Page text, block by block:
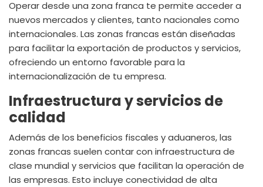
Operar desde una zona franca te permite acceder a
nuevos mercados y clientes, tanto nacionales como
internacionales. Las zonas francas están diseñadas
para facilitar la exportación de productos y servicios,
ofreciendo un entorno favorable para la
internacionalización de tu empresa.
Infraestructura y servicios de
calidad
Además de los beneficios fiscales y aduaneros, las
zonas francas suelen contar con infraestructura de
clase mundial y servicios que facilitan la operación de
las empresas. Esto incluye conectividad de alta